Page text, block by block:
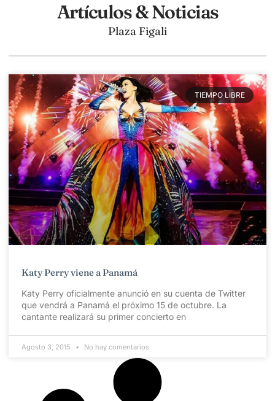
Artículos & Noticias
Plaza Figali
TIEMPO LIBRE
Katy Perry viene a Panamá
Katy Perry oficialmente anunció en su cuenta de Twitter
que vendrá a Panamá el próximo 15 de octubre. La
cantante realizará su primer concierto en
Agosto 3, 2015 No hay comentarios